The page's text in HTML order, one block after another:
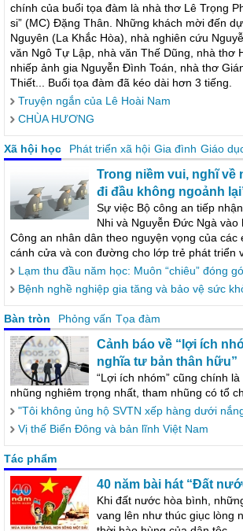
chính của buổi tọa đàm là nhà thơ Lê Trọng
si” (MC) Đặng Thân. Những khách mời đến
Nguyên (La Khắc Hòa), nhà nghiên cứu
văn Ngô Tự Lập, nhà văn Thế Dũng, nhà thơ
nhiếp ảnh gia Nguyễn Đình Toán, nhà thơ
Thiết... Buổi tọa đàm đã kéo dài hơn 3 tiếng.
Truyện ngắn của Lê Hoài Nam
CHÙA HƯƠNG
Xã hội học Phát triển xã hội Gia đình Giáo
Trong niềm vui, nghĩ
đi đầu không ngoảnh
Sự việc Bộ công an tiếp
Nhi và Nguyễn Đức Ngà vào
Công an nhân dân theo nguyện vọng của các
cánh cửa và con đường cho lớp trẻ phát triển
Lạm thu đầu năm học: Muôn “chiêu” đóng
Bệnh nghề nghiệp gia tăng và bảo vệ sức
Bàn tròn Phỏng vấn Tọa đàm
Cảnh báo về “lợi ích
nghĩa tư bản thân hữu”
“Lợi ích nhóm” cũng chính
nhũng nghiêm trọng nhất, tham nhũng có tổ
"Tôi không ủng hộ SVTN xếp hàng dưới
Vị thế Biển Đông và bản lĩnh Việt Nam
Tác phẩm
40 năm bài hát “Đất
Khi đất nước hòa bình,
vang lên như thúc giục lòng